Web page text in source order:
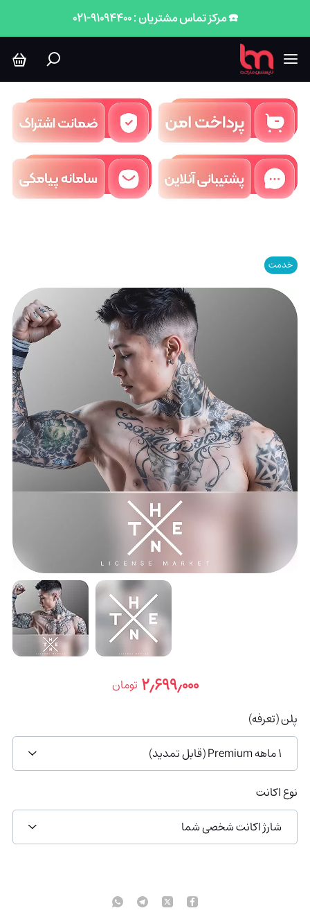
☎️ مرکز تماس مشتریان : 91094400-021
خدمت
۲٫۶۹۹٫۰۰۰ تومان
پلن (تعرفه)
1 ماهه Premium (قابل تمدید)
نوع اکانت
شارژ اکانت شخصی شما